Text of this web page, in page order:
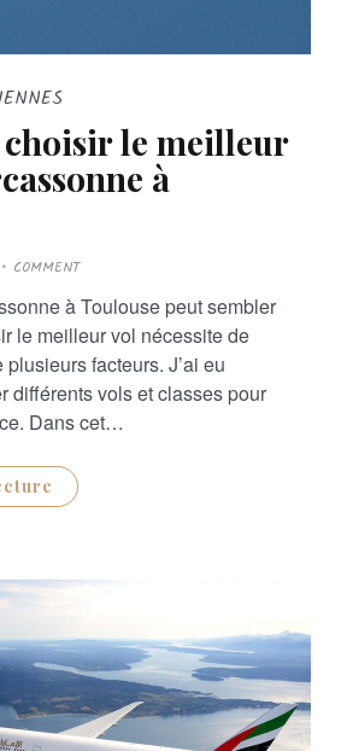
le meilleur
à
COMMENT
à Toulouse peut sembler
le meilleur vol nécessite de
facteurs. J’ai eu
différents vols et classes pour
Dans cet…